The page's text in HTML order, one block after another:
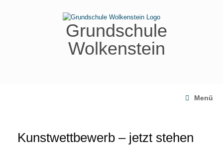
Grundschule
Wolkenstein
Menü
Kunstwettbewerb – jetzt stehen